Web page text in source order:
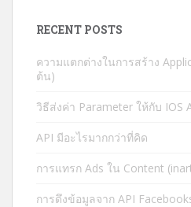
RECENT POSTS
ความแตกต่างในการสร้าง
ต้น)
วิธีส่งค่า Parameter ให้กับ IOS
API มีอะไรมากกว่าที่คิด
การแทรก Ads ใน Content
การดึงข้อมูลจาก API